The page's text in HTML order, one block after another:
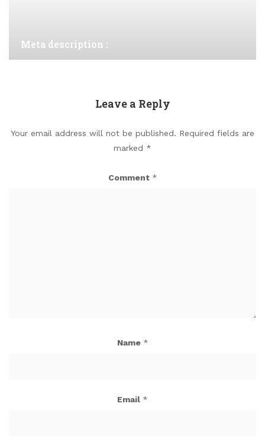
Meta description :
Leave a Reply
Your email address will not be published. Required fields are
marked *
Comment *
Name *
Email *